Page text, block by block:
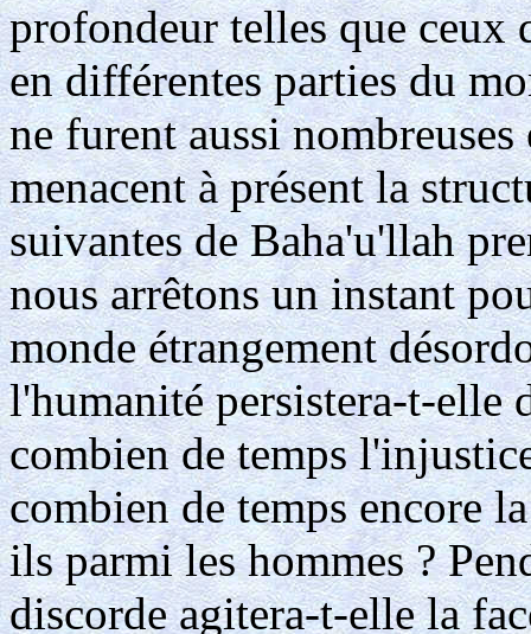
profondeur telles que ceux
en différentes parties du
ne furent aussi
menacent à présent la
suivantes de Baha'u'llah
nous arrêtons un instant
monde étrangement
l'humanité persistera-t-elle
combien de temps
combien de temps encore
ils parmi les hommes ?
discorde agitera-t-elle la